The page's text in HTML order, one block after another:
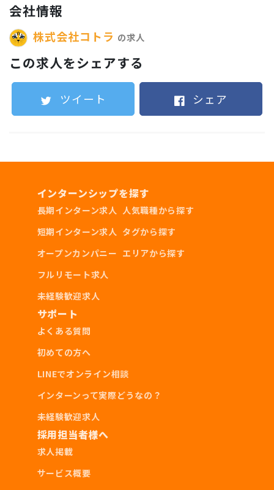
採用条件
学部学年不問
就活が終わった4年生歓迎
必須スキル
SNSが好きな方（日常的にTwitter、Instag
ram、Tiktokを使用している方）
歓迎スキル
Webライティング経験がある方
メディア運用経験のある方
Youtube等で動画配信経験がある方
会社情報
株式会社コトラ の求人
この求人をシェアする
ツイート シェア
インターンシップを探す
長期インターン求人
短期インターン求人
オープンカンパニー
フルリモート求人
未経験歓迎求人
人気職種から探す
タグから探す
エリアから探す
サポート
よくある質問
初めての方へ
LINEでオンライン相談
インターンって実際どうなの？
未経験歓迎求人
採用担当者様へ
求人掲載
サービス概要